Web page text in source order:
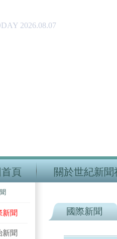
2026.08.07
頁 關於世紀新聞
新聞
新聞
國際新聞